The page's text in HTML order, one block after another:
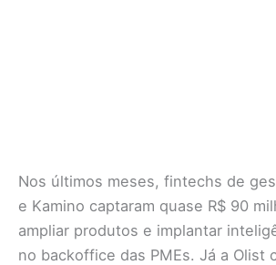
Nos últimos meses, fintechs de
e Kamino captaram quase R$ 90
ampliar produtos e implantar
no backoffice das PMEs. Já a Olist